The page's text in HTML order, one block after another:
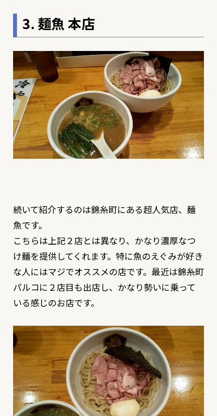
3. 麺魚 本店
続いて紹介するのは錦糸町にある超人気店、麺
魚です。
こちらは上記２店とは異なり、かなり濃厚なつ
け麺を提供してくれます。特に魚のえぐみが好き
な人にはマジでオススメの店です。最近は錦糸町
パルコに２店目も出店し、かなり勢いに乗って
いる感じのお店です。